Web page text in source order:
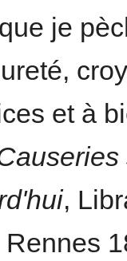
je
et à
,
Rennes